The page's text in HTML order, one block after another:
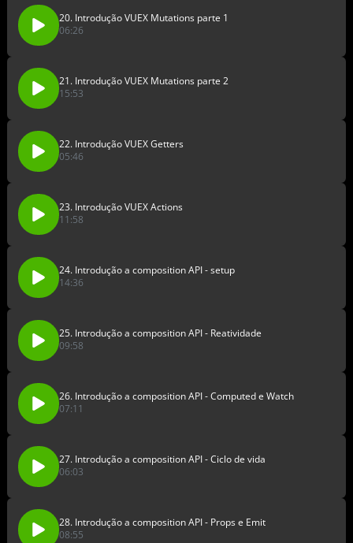
20. Introdução VUEX Mutations parte 1
06:26
21. Introdução VUEX Mutations parte 2
15:53
22. Introdução VUEX Getters
05:46
23. Introdução VUEX Actions
11:58
24. Introdução a composition API - setup
14:36
25. Introdução a composition API - Reatividade
09:58
26. Introdução a composition API - Computed e Watch
07:11
27. Introdução a composition API - Ciclo de vida
06:03
28. Introdução a composition API - Props e Emit
08:55